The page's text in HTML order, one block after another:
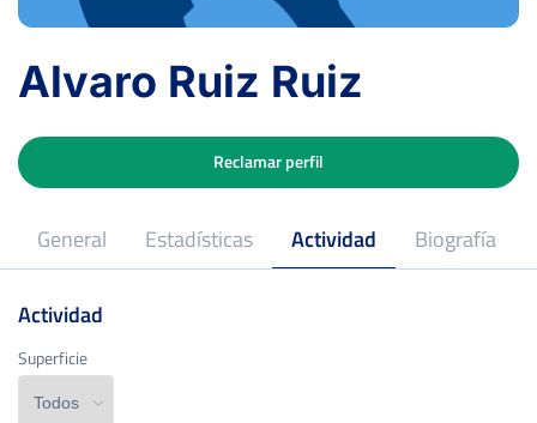
Alvaro Ruiz Ruiz
General Estadísticas Actividad Biografía
Reclamar perfil
Superficie
Actividad
Superficie